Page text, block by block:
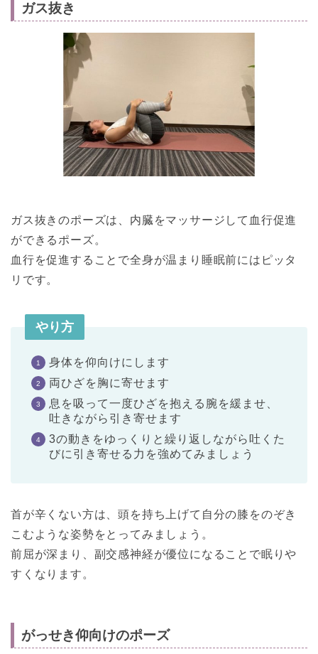
ガス抜き
ガス抜きのポーズは、内臓をマッサージして血行促進
ができるポーズ。
血行を促進することで全身が温まり睡眠前にはピッタ
リです。
やり方
身体を仰向けにします
両ひざを胸に寄せます
息を吸って一度ひざを抱える腕を緩ませ、
吐きながら引き寄せます
3の動きをゆっくりと繰り返しながら吐くた
びに引き寄せる力を強めてみましょう
首が辛くない方は、頭を持ち上げて自分の膝をのぞき
こむような姿勢をとってみましょう。
前屈が深まり、副交感神経が優位になることで眠りや
すくなります。
がっせき仰向けのポーズ